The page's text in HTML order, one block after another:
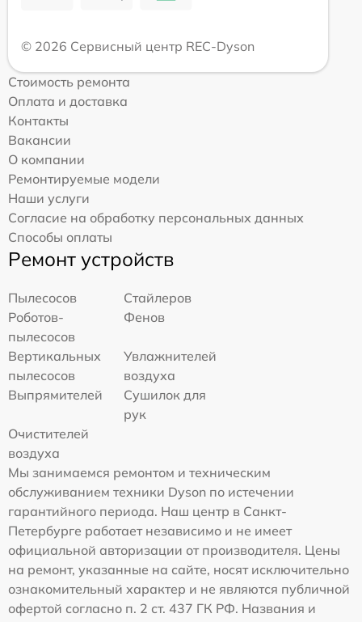
© 2026 Сервисный центр REC-Dyson
Стоимость ремонта
Оплата и доставка
Контакты
Вакансии
О компании
Ремонтируемые модели
Наши услуги
Согласие на обработку персональных данных
Способы оплаты
Ремонт устройств
Пылесосов
Стайлеров
Роботов-
пылесосов
Фенов
Вертикальных
пылесосов
Увлажнителей
воздуха
Выпрямителей
Сушилок для
рук
Очистителей
воздуха
Мы занимаемся ремонтом и техническим
обслуживанием техники Dyson по истечении
гарантийного периода. Наш центр в Санкт-
Петербурге работает независимо и не имеет
официальной авторизации от производителя. Цены
на ремонт, указанные на сайте, носят исключительно
ознакомительный характер и не являются публичной
офертой согласно п. 2 ст. 437 ГК РФ. Названия и